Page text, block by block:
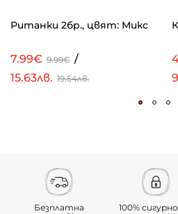
Ританки 2бр., цвят: Микс
7.99€ 9.99€ /
15.63лв. 19.54лв.
Безплатна
100%